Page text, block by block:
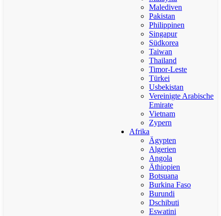
Malediven
Pakistan
Philippinen
Singapur
Südkorea
Taiwan
Thailand
Timor-Leste
Türkei
Usbekistan
Vereinigte Arabische
Emirate
Vietnam
Zypern
Afrika
Ägypten
Algerien
Angola
Äthiopien
Botsuana
Burkina Faso
Burundi
Dschibuti
Eswatini